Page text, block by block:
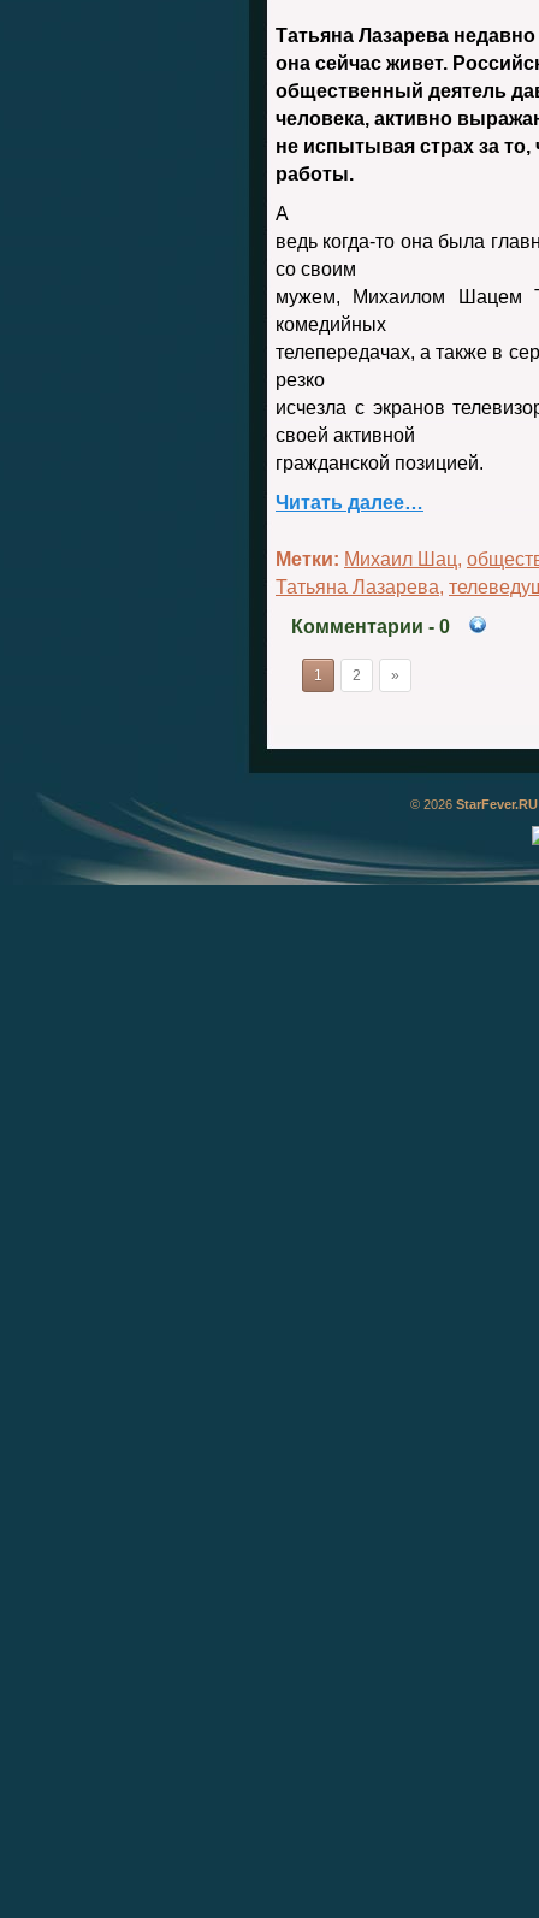
Татьяна Лазарева
она сейчас живет.
общественный деятель
человека, активно
не испытывая страх за то,
работы.
А
ведь когда-то она была
со своим
мужем, Михаилом Шацем
комедийных
телепередачах, а также в
резко
исчезла с экранов
своей активной
гражданской позицией.
Читать далее…
Метки: Михаил Шац,
Татьяна Лазарева,
Комментарии - 0
1 2 »
© 2026 StarFever.RU